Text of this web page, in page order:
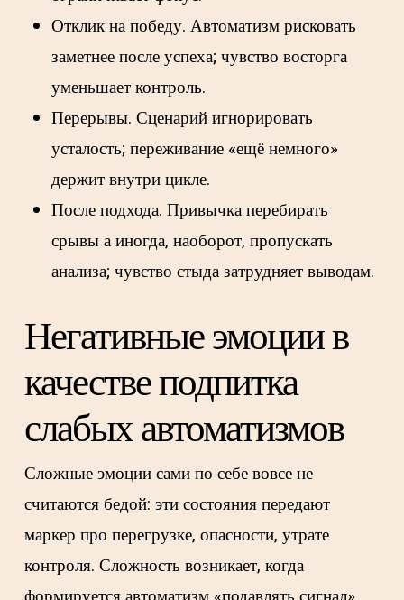
Отклик на победу. Автоматизм рисковать
заметнее после успеха; чувство восторга
уменьшает контроль.
Перерывы. Сценарий игнорировать
усталость; переживание «ещё немного»
держит внутри цикле.
После подхода. Привычка перебирать
срывы а иногда, наоборот, пропускать
анализа; чувство стыда затрудняет выводам.
Негативные эмоции в
качестве подпитка
слабых автоматизмов
Сложные эмоции сами по себе вовсе не
считаются бедой: эти состояния передают
маркер про перегрузке, опасности, утрате
контроля. Сложность возникает, когда